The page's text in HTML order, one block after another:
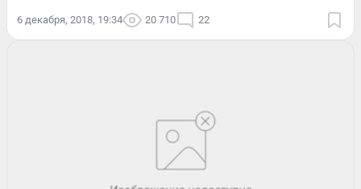
6 декабря, 2018, 19:34 20 710 22